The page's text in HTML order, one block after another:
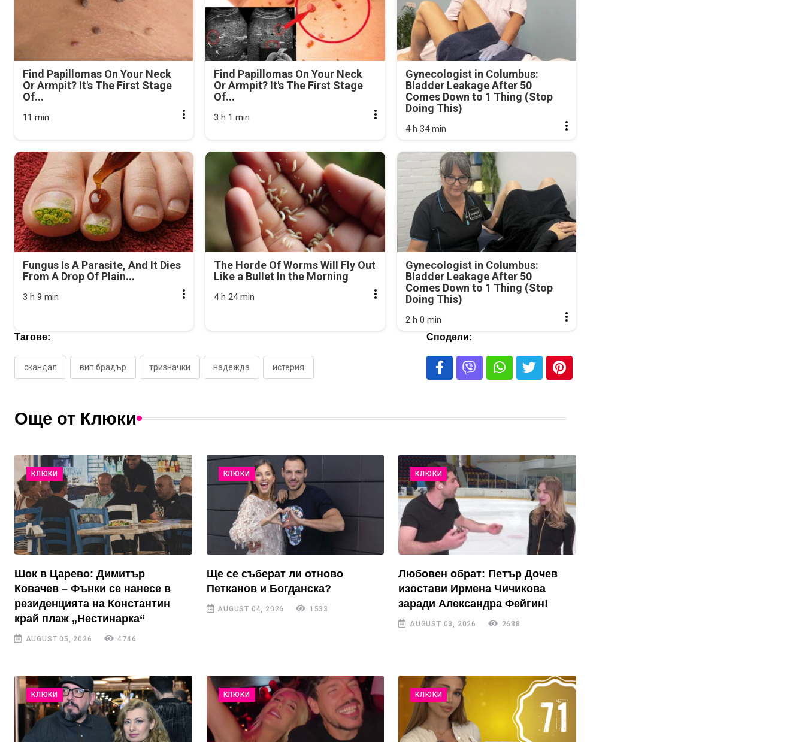
Find Papillomas On Your Neck
Or Armpit? It's The First Stage
Of...
11 min
Find Papillomas On Your Neck
Or Armpit? It's The First Stage
Of...
3 h 1 min
Gynecologist in Columbus:
Bladder Leakage After 50
Comes Down to 1 Thing (Stop
Doing This)
4 h 34 min
Fungus Is A Parasite, And It Dies
From A Drop Of Plain...
3 h 9 min
The Horde Of Worms Will Fly Out
Like a Bullet In the Morning
4 h 24 min
Gynecologist in Columbus:
Bladder Leakage After 50
Comes Down to 1 Thing (Stop
Doing This)
2 h 0 min
Тагове:
скандал вип брадър тризначки надежда истерия
Сподели:
Още от Клюки
КЛЮКИ
Шок в Царево: Димитър
Ковачев – Фънки се нанесе в
резиденцията на Константин
край плаж „Нестинарка“
AUGUST 05, 2026 4746
КЛЮКИ
Ще се съберат ли отново
Петканов и Богданска?
AUGUST 04, 2026 1533
КЛЮКИ
Любовен обрат: Петър Дочев
изостави Ирмена Чичикова
заради Александра Фейгин!
AUGUST 03, 2026 2688
КЛЮКИ КЛЮКИ КЛЮКИ